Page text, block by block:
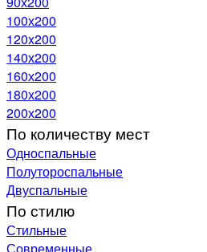
100х200
120x200
140х200
160х200
180х200
200х200
По количеству мест
Односпальные
Полутороспальные
Двуспальные
По стилю
Стильные